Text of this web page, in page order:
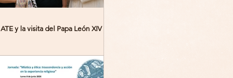
ATE y la visita del Papa León XIV